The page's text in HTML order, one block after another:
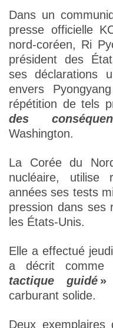
Dans un
presse officielle
nord-coréen, Ri
président des
ses déclarations
envers
répétition de tels
des
Washington.
La Corée du
nucléaire, utilise
années ses tests
pression dans ses
les États-Unis.
Elle a effectué
a décrit comme
tactique guidé»
carburant solide.
Deux